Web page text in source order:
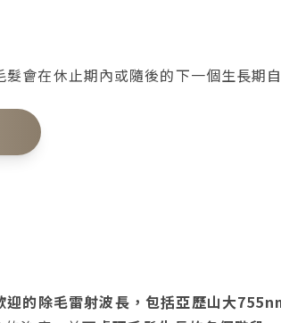
髮會在休止期內或隨後的下一個生長期
迎的除毛雷射波長，包括亞歷山大